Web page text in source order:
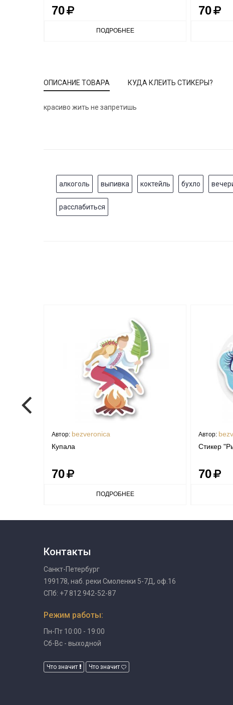
70
ПОДРОБНЕЕ
70
ОПИСАНИЕ ТОВАРА КУДА КЛЕИТЬ СТИКЕРЫ?
красиво жить не запретишь
алкоголь выпивка коктейль бухло
расслабиться
Автор: bezveronica
Купала
70
ПОДРОБНЕЕ
Автор:
Стикер
70
Контакты
Санкт-Петербург
199178, наб. реки Смоленки 5-7Д, оф.16
СПб: +7 812 942-52-87
Режим работы:
Пн-Пт 10:00 - 19:00
Сб-Вс - выходной
Что значит Что значит